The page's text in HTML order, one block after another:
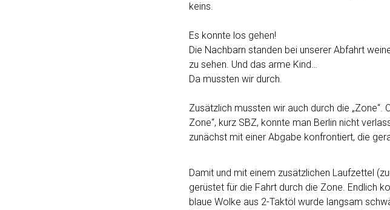
keins.
Es konnte los gehen!
Die Nachbarn standen bei unserer Abfahrt
zu sehen. Und das arme Kind…
Da mussten wir durch.
Zusätzlich mussten wir auch durch die
Zone“, kurz SBZ, konnte man Berlin nicht
zunächst mit einer Abgabe konfrontiert, die
Damit und mit einem zusätzlichen Laufzettel
gerüstet für die Fahrt durch die Zone. Endlich
blaue Wolke aus 2-Taktöl wurde langsam